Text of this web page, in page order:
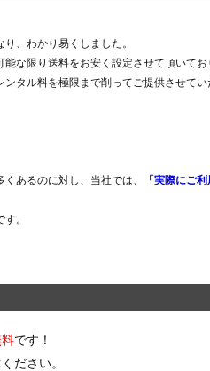
、わかり易くしました。
な限り送料をお安く設定させて頂いてお
タル料を極限まで削ってご提供させてい
あるのに対し、当社では、
「実際にご
。
です！
ださい。